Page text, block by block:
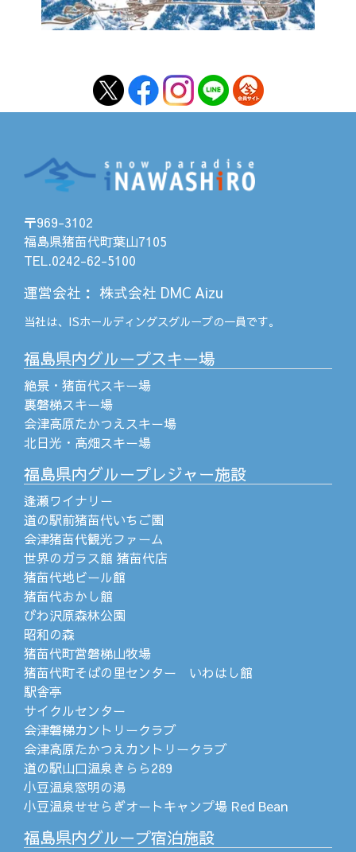
〒969-3102
福島県猪苗代町葉山7105
TEL.0242-62-5100
運営会社 ： 株式会社 DMC Aizu
当社は、 ISホールディングスグループの一員です。
福島県内グループスキー場
絶景・猪苗代スキー場
裏磐梯スキー場
会津高原たかつえスキー場
北日光・高畑スキー場
福島県内グループレジャー施設
逢瀬ワイナリー
道の駅前猪苗代いちご園
会津猪苗代観光ファーム
世界のガラス館 猪苗代店
猪苗代地ビール館
猪苗代おかし館
びわ沢原森林公園
昭和の森
猪苗代町営磐梯山牧場
猪苗代町そばの里センター いわはし館
駅舎亭
サイクルセンター
会津磐梯カントリークラブ
会津高原たかつえカントリークラブ
道の駅山口温泉きらら289
小豆温泉窓明の湯
小豆温泉せせらぎオートキャンプ場 Red Bean
福島県内グループ宿泊施設